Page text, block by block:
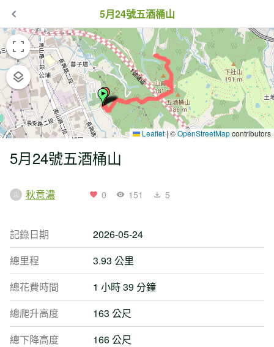
5月24號五酒桶山
Leaflet|©OpenStreetMapcontributors
5月24號五酒桶山
秋意濃 0 151 5
記錄日期
2026-05-24
總里程
3.93 公里
總花費時間
1 小時 39 分鐘
總爬升高度
163 公尺
總下降高度
166 公尺